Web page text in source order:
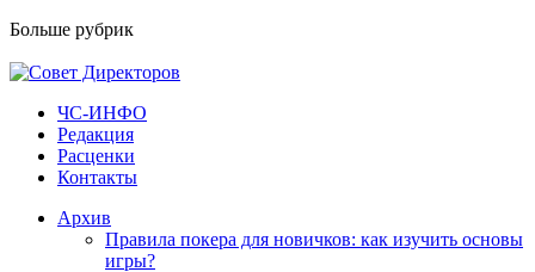
Больше рубрик
ЧС-ИНФО
Редакция
Расценки
Контакты
Архив
Правила покера для новичков: как изучить основы
игры?